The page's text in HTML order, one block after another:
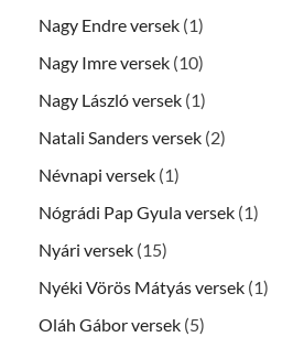
Nagy Endre versek (1)
Nagy Imre versek (10)
Nagy László versek (1)
Natali Sanders versek (2)
Névnapi versek (1)
Nógrádi Pap Gyula versek (1)
Nyári versek (15)
Nyéki Vörös Mátyás versek (1)
Oláh Gábor versek (5)